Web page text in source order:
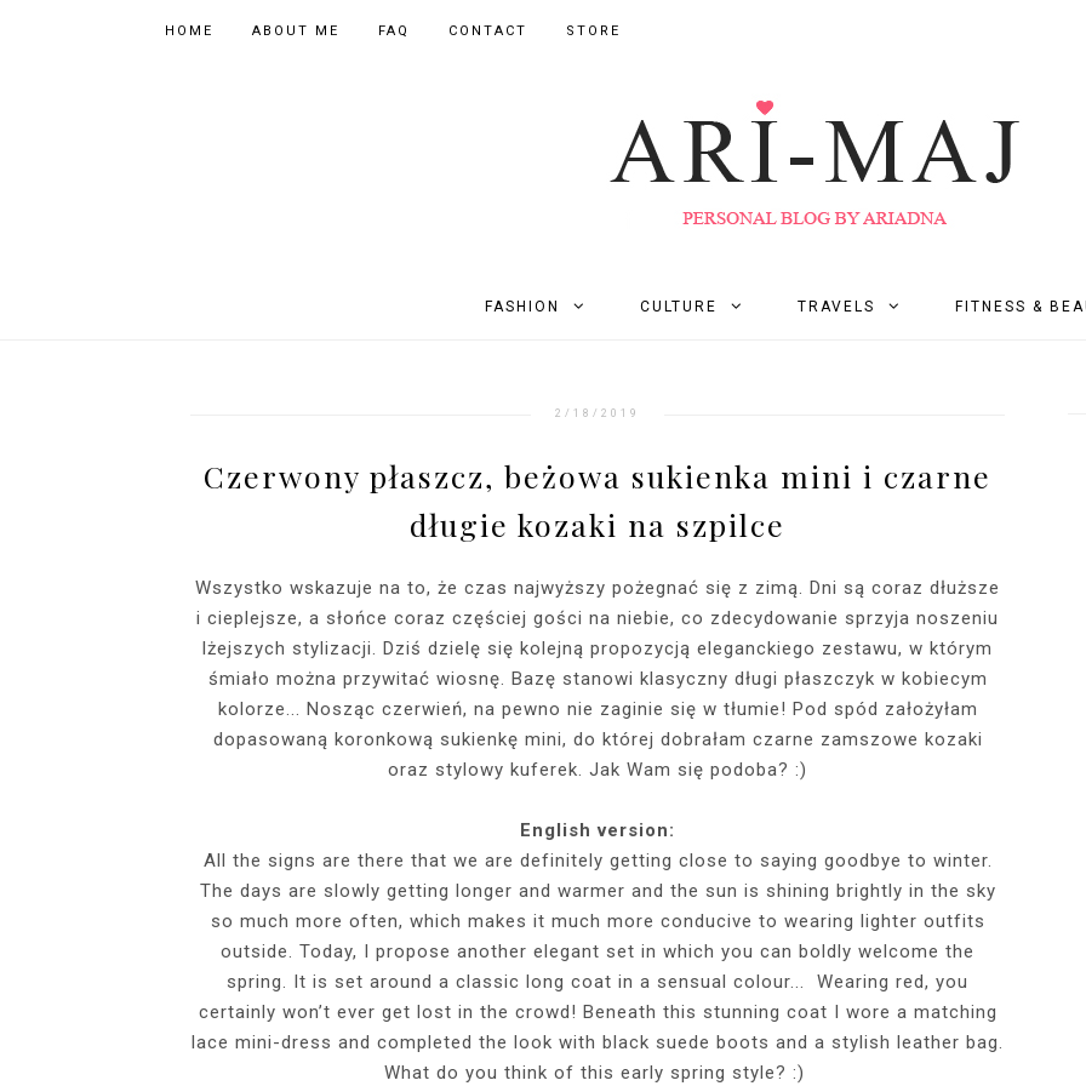
HOME ABOUT ME FAQ CONTACT STORE
FASHION
SHOPPING
EVENTS
INSIDE HER FRAME - MY NEW
SENSUAL PHOTOBOOK
MY 34TH BIRTHDAY! FEELING
MORE ME THAN EVER :)
2025 - THE
PHOTOS ON
CULTURE
EVENTS
SZARY TOP, KRÓTKA SKÓRZANA
SPÓDNICZKA, CZARNE
KTÓRYMI PRAGNĘ SIĘ Z WAMI
PODZIELIĆ
RÓŻOWY SWETER Z DEKOLTEM,
SZARA SPÓDNICZKA I CZARNE
PRAGNĘ SIĘ Z WAMI PODZIELIĆ
FALBANAMI,
I SZPILKI +
PRAGNĘ SIĘ Z
TRAVELS
ASIA
GDZIE POWSTAJĄ MOJE
BUDUAROWE SESJE + 100 ZŁ DO
AIRBNB
NIEZNANE OBLICZE LUWRU:
DLACZEGO MONA LISA STAŁA
WENUS Z MILO?
WIZYTA W
FITNESS &
BEAUTY
BIAŁY SPORTOWY STANIK,
CZARNE LEGGINSY I
WIZYTA W POZNAŃSKIEJ
PRACOWNI FRYZJERSKIEJ CUT
JAKIEGO
CZYM
WŁOSY?
2/18/2019
Czerwony płaszcz, beżowa sukienka mini i czarne
długie kozaki na szpilce
Wszystko wskazuje na to, że czas najwyższy pożegnać się z zimą. Dni są coraz dłuższe
i cieplejsze, a słońce coraz częściej gości na niebie, co zdecydowanie sprzyja noszeniu
lżejszych stylizacji. Dziś dzielę się kolejną propozycją eleganckiego zestawu, w którym
śmiało można przywitać wiosnę. Bazę stanowi klasyczny długi płaszczyk w kobiecym
kolorze... Nosząc czerwień, na pewno nie zaginie się w tłumie! Pod spód założyłam
dopasowaną koronkową sukienkę mini, do której dobrałam czarne zamszowe kozaki
oraz stylowy kuferek. Jak Wam się podoba? :)
English version:
All the signs are there that we are definitely getting close to saying goodbye to winter.
The days are slowly getting longer and warmer and the sun is shining brightly in the sky
so much more often, which makes it much more conducive to wearing lighter outfits
outside. Today, I propose another elegant set in which you can boldly welcome the
spring. It is set around a classic long coat in a sensual colour... Wearing red, you
certainly won’t ever get lost in the crowd! Beneath this stunning coat I wore a matching
lace mini-dress and completed the look with black suede boots and a stylish leather bag.
What do you think of this early spring style? :)